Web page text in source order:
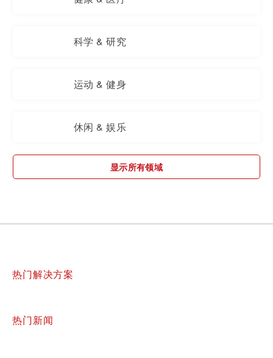
科学 & 研究
运动 & 健身
休闲 & 娱乐
显示所有领域
热门解决方案
热门新闻